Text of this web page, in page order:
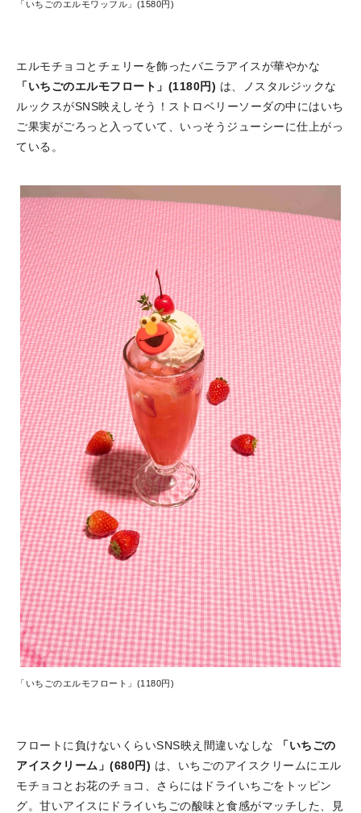
「いちごのエルモワッフル」(1580円)
エルモチョコとチェリーを飾ったバニラアイスが華やかな
「いちごのエルモフロート」(1180円) は、ノスタルジックな
ルックスがSNS映えしそう！ストロベリーソーダの中にはいち
ご果実がごろっと入っていて、いっそうジューシーに仕上がっ
ている。
「いちごのエルモフロート」(1180円)
フロートに負けないくらいSNS映え間違いなしな
「いちごの
アイスクリーム」(680円) は、いちごのアイスクリームにエル
モチョコとお花のチョコ、さらにはドライいちごをトッピン
グ。甘いアイスにドライいちごの酸味と食感がマッチした、見